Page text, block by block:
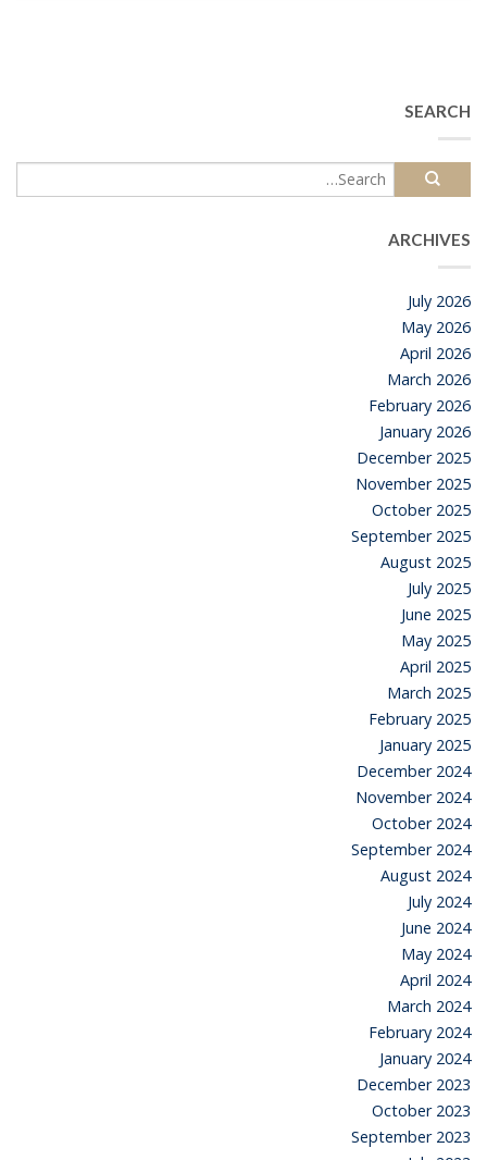
SEARCH
ARCHIVES
July 2026
May 2026
April 2026
March 2026
February 2026
January 2026
December 2025
November 2025
October 2025
September 2025
August 2025
July 2025
June 2025
May 2025
April 2025
March 2025
February 2025
January 2025
December 2024
November 2024
October 2024
September 2024
August 2024
July 2024
June 2024
May 2024
April 2024
March 2024
February 2024
January 2024
December 2023
October 2023
September 2023